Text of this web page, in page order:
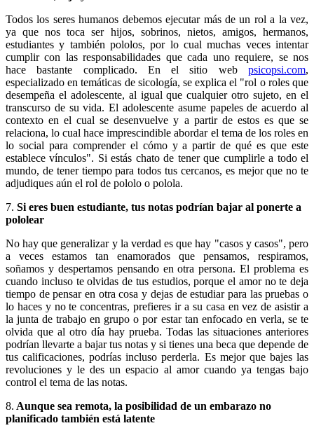
Todos los seres humanos debemos ejecutar más de un rol a la vez,
ya que nos toca ser hijos, sobrinos, nietos, amigos, hermanos,
estudiantes y también pololos, por lo cual muchas veces intentar
cumplir con las responsabilidades que cada uno requiere, se nos
hace bastante complicado. En el sitio web psicopsi.com,
especializado en temáticas de sicología, se explica el "rol o roles que
desempeña el adolescente, al igual que cualquier otro sujeto, en el
transcurso de su vida. El adolescente asume papeles de acuerdo al
contexto en el cual se desenvuelve y a partir de estos es que se
relaciona, lo cual hace imprescindible abordar el tema de los roles en
lo social para comprender el cómo y a partir de qué es que este
establece vínculos". Si estás chato de tener que cumplirle a todo el
mundo, de tener tiempo para todos tus cercanos, es mejor que no te
adjudiques aún el rol de pololo o polola.
7. Si eres buen estudiante, tus notas podrían bajar al ponerte a
pololear
No hay que generalizar y la verdad es que hay "casos y casos", pero
a veces estamos tan enamorados que pensamos, respiramos,
soñamos y despertamos pensando en otra persona. El problema es
cuando incluso te olvidas de tus estudios, porque el amor no te deja
tiempo de pensar en otra cosa y dejas de estudiar para las pruebas o
lo haces y no te concentras, prefieres ir a su casa en vez de asistir a
la junta de trabajo en grupo o por estar tan enfocado en verla, se te
olvida que al otro día hay prueba. Todas las situaciones anteriores
podrían llevarte a bajar tus notas y si tienes una beca que depende de
tus calificaciones, podrías incluso perderla. Es mejor que bajes las
revoluciones y le des un espacio al amor cuando ya tengas bajo
control el tema de las notas.
8. Aunque sea remota, la posibilidad de un embarazo no
planificado también está latente